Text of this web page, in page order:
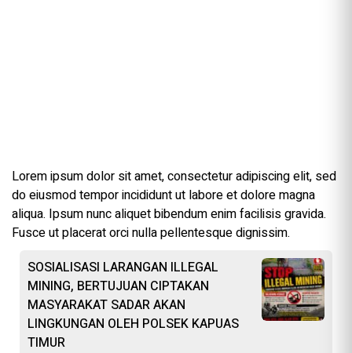
Lorem ipsum dolor sit amet, consectetur adipiscing elit, sed
do eiusmod tempor incididunt ut labore et dolore magna
aliqua. Ipsum nunc aliquet bibendum enim facilisis gravida.
Fusce ut placerat orci nulla pellentesque dignissim.
SOSIALISASI LARANGAN ILLEGAL
MINING, BERTUJUAN CIPTAKAN
MASYARAKAT SADAR AKAN
LINGKUNGAN OLEH POLSEK KAPUAS
TIMUR